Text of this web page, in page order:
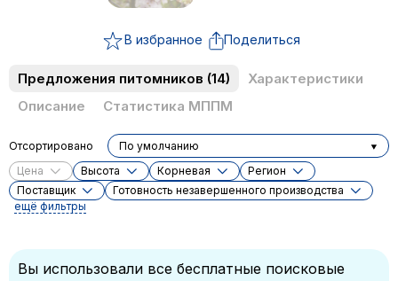
В избранное Поделиться
Предложения питомников (14)
Характеристики
Описание
Статистика МППМ
Цена Высота Корневая
Регион
Поставщик
Готовность незавершенного производства
ещё фильтры
Отсортировано По умолчанию
Вы использовали все бесплатные поисковые